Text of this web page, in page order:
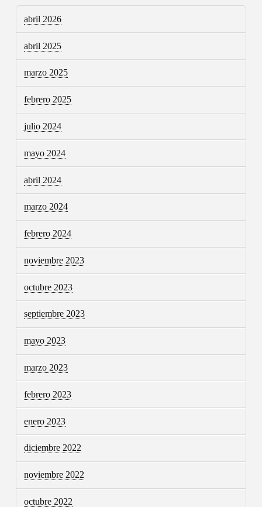
abril 2026
abril 2025
marzo 2025
febrero 2025
julio 2024
mayo 2024
abril 2024
marzo 2024
febrero 2024
noviembre 2023
octubre 2023
septiembre 2023
mayo 2023
marzo 2023
febrero 2023
enero 2023
diciembre 2022
noviembre 2022
octubre 2022